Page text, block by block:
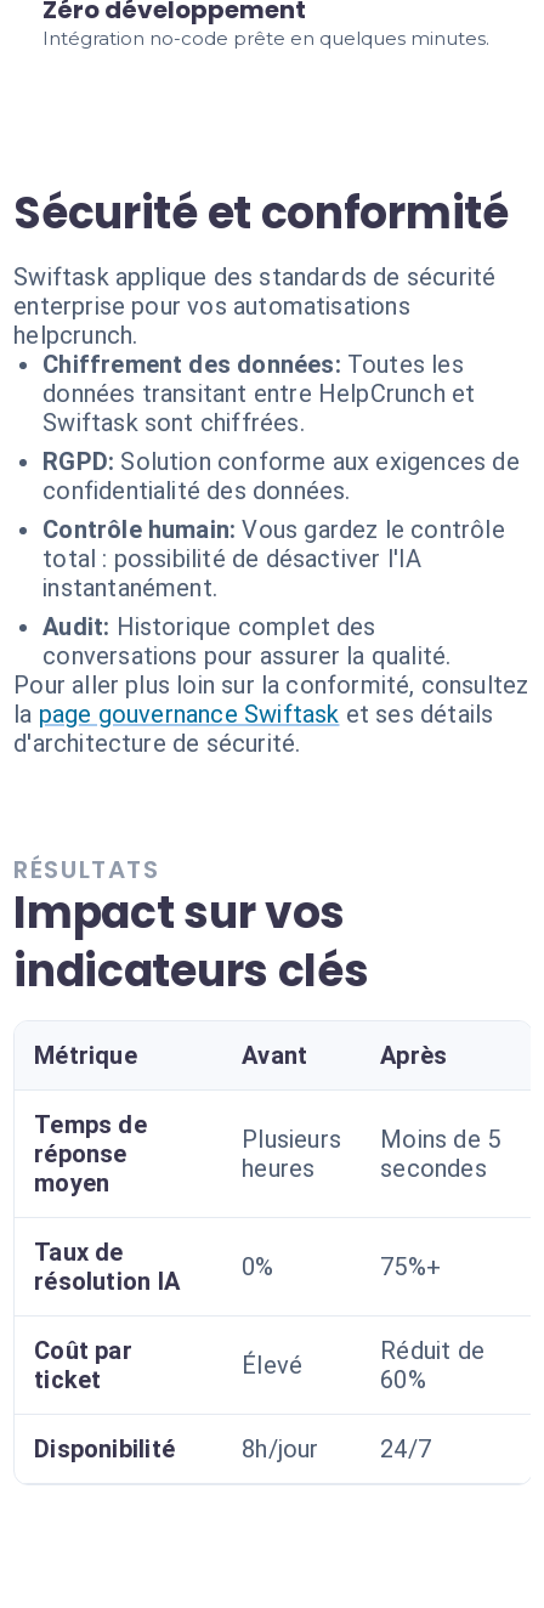
Zéro développement
Intégration no-code prête en quelques minutes.
Sécurité et conformité
Swiftask applique des standards de sécurité
enterprise pour vos automatisations
helpcrunch.
Chiffrement des données: Toutes les
données transitant entre HelpCrunch et
Swiftask sont chiffrées.
RGPD: Solution conforme aux exigences de
confidentialité des données.
Contrôle humain: Vous gardez le contrôle
total : possibilité de désactiver l'IA
instantanément.
Audit: Historique complet des
conversations pour assurer la qualité.
Pour aller plus loin sur la conformité, consultez
la page gouvernance Swiftask et ses détails
d'architecture de sécurité.
RÉSULTATS
Impact sur vos
indicateurs clés
Métrique Avant Après
Temps de
réponse
moyen
Plusieurs
heures
Moins de 5
secondes
Taux de
résolution IA
0% 75%+
Coût par
ticket
Élevé
Réduit de
60%
Disponibilité 8h/jour 24/7